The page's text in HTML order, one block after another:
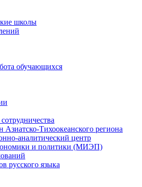
школы
обучающихся
Азиатско-Тихоокеанского региона
аналитический центр
и политики (МИЭП)
русского языка